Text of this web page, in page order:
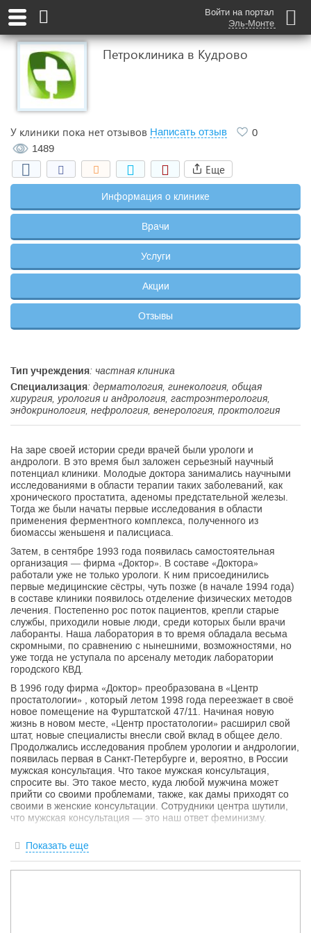
Войти на портал
Эль-Монте
Петроклиника в Кудрово
У клиники пока нет отзывов Написать отзыв
0
1489
Еще
Информация о клинике
Врачи
Услуги
Акции
Отзывы
Тип учреждения: частная клиника
Специализация: дерматология, гинекология, общая
хирургия, урология и андрология, гастроэнтерология,
эндокринология, нефрология, венерология, проктология
На заре своей истории среди врачей были урологи и
андрологи. В это время был заложен серьезный научный
потенциал клиники. Молодые доктора занимались научными
исследованиями в области терапии таких заболеваний, как
хронического простатита, аденомы предстательной железы.
Тогда же были начаты первые исследования в области
применения ферментного комплекса, полученного из
биомассы женьшеня и палисциаса.
Затем, в сентябре 1993 года появилась самостоятельная
организация — фирма «Доктор». В составе «Доктора»
работали уже не только урологи. К ним присоединились
первые медицинские сёстры, чуть позже (в начале 1994 года)
в составе клиники появилось отделение физических методов
лечения. Постепенно рос поток пациентов, крепли старые
службы, приходили новые люди, среди которых были врачи
лаборанты. Наша лаборатория в то время обладала весьма
скромными, по сравнению с нынешними, возможностями, но
уже тогда не уступала по арсеналу методик лаборатории
городского КВД.
В 1996 году фирма «Доктор» преобразована в «Центр
простатологии» , который летом 1998 года переезжает в своё
новое помещение на Фурштатской 47/11. Начиная новую
жизнь в новом месте, «Центр простатологии» расширил свой
штат, новые специалисты внесли свой вклад в общее дело.
Продолжались исследования проблем урологии и андрологии,
появилась первая в Санкт-Петербурге и, вероятно, в России
мужская консультация. Что такое мужская консультация,
спросите вы. Это такое место, куда любой мужчина может
прийти со своими проблемами, также, как дамы приходят со
своими в женские консультации. Сотрудники центра шутили,
что мужская консультация — это наш ответ феминизму.
пожилого возраста наши доктора подошли к необходимости
изучения проблем мужского климакса. Впервые в мире
докторами Центра простатологии предложен и запатентован
Показать еще